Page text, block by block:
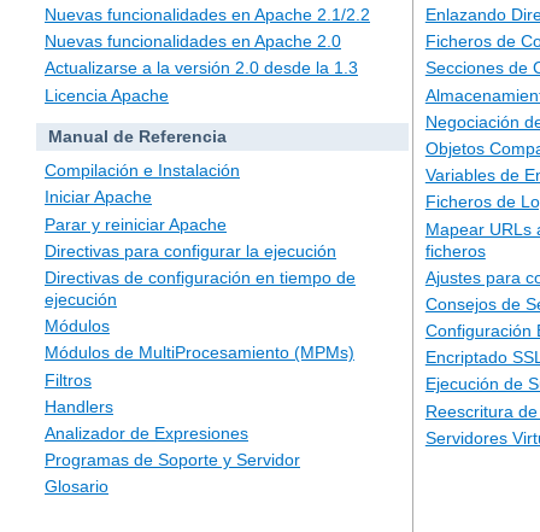
Nuevas funcionalidades en Apache 2.1/2.2
Nuevas funcionalidades en Apache 2.0
Actualizarse a la versión 2.0 desde la 1.3
Licencia Apache
Manual de Referencia
Compilación e Instalación
Iniciar Apache
Parar y reiniciar Apache
Directivas para configurar la ejecución
Directivas de configuración en tiempo de
ejecución
Módulos
Módulos de MultiProcesamiento (MPMs)
Filtros
Handlers
Analizador de Expresiones
Programas de Soporte y Servidor
Glosario
Enlazando
Ficheros de
Secciones de
Negociación
Objetos
Variables de
Ficheros de
Mapear URLs
ficheros
Ajustes para
Consejos de
Configuración
Encriptado
Ejecución de
Reescritura
Servidores